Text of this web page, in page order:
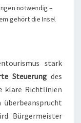
notwendig –
gehört die Insel
stark
Steuerung des
klare Richtlinien
überbeansprucht
Bürgermeister